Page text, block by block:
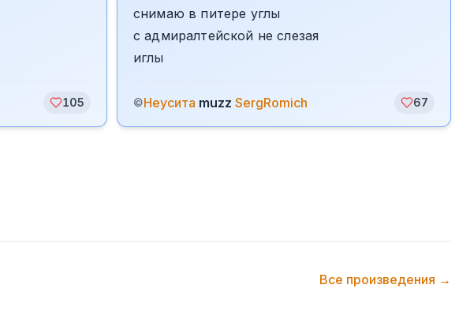
105
снимаю в питере углы
с адмиралтейской не слезая
иглы
©Неусита muzz SergRomich 67
Все произведения →